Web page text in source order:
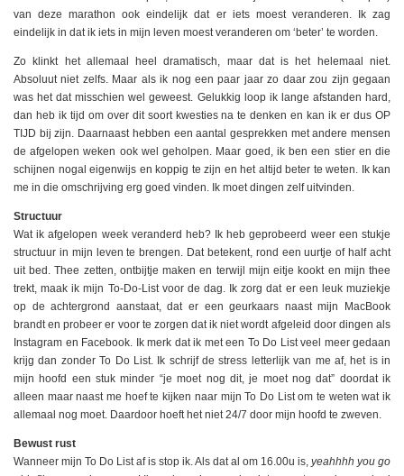
van deze marathon ook eindelijk dat er iets moest veranderen. Ik zag
eindelijk in dat ik iets in mijn leven moest veranderen om ‘beter’ te worden.
Zo klinkt het allemaal heel dramatisch, maar dat is het helemaal niet.
Absoluut niet zelfs. Maar als ik nog een paar jaar zo daar zou zijn gegaan
was het dat misschien wel geweest. Gelukkig loop ik lange afstanden hard,
dan heb ik tijd om over dit soort kwesties na te denken en kan ik er dus OP
TIJD bij zijn. Daarnaast hebben een aantal gesprekken met andere mensen
de afgelopen weken ook wel geholpen. Maar goed, ik ben een stier en die
schijnen nogal eigenwijs en koppig te zijn en het altijd beter te weten. Ik kan
me in die omschrijving erg goed vinden. Ik moet dingen zelf uitvinden.
Structuur
Wat ik afgelopen week veranderd heb? Ik heb geprobeerd weer een stukje
structuur in mijn leven te brengen. Dat betekent, rond een uurtje of half acht
uit bed. Thee zetten, ontbijtje maken en terwijl mijn eitje kookt en mijn thee
trekt, maak ik mijn To-Do-List voor de dag. Ik zorg dat er een leuk muziekje
op de achtergrond aanstaat, dat er een geurkaars naast mijn MacBook
brandt en probeer er voor te zorgen dat ik niet wordt afgeleid door dingen als
Instagram en Facebook. Ik merk dat ik met een To Do List veel meer gedaan
krijg dan zonder To Do List. Ik schrijf de stress letterlijk van me af, het is in
mijn hoofd een stuk minder “je moet nog dit, je moet nog dat” doordat ik
alleen maar naast me hoef te kijken naar mijn To Do List om te weten wat ik
allemaal nog moet. Daardoor hoeft het niet 24/7 door mijn hoofd te zweven.
Bewust rust
Wanneer mijn To Do List af is stop ik. Als dat al om 16.00u is, yeahhhh you go